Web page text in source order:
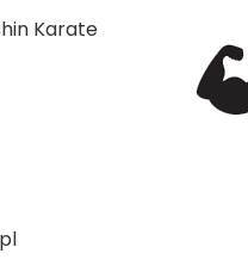
Karate